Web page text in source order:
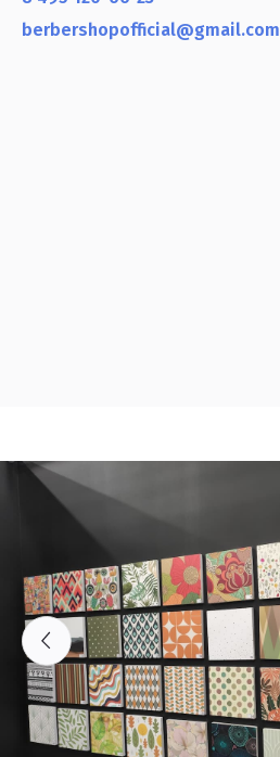
berbershopofficial@gmail.com